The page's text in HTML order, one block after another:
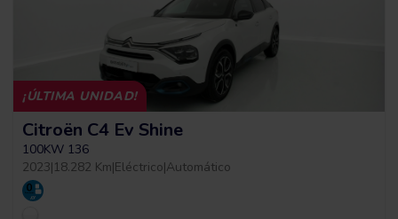
¡ÚLTIMA UNIDAD!
Citroën C4 Ev Shine
100KW 136
2023|18.282 Km|Eléctrico|Automático